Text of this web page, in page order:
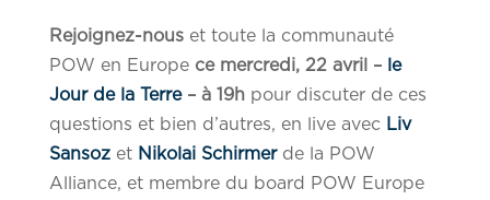
Rejoignez-nouset toute la communauté
POW en Europe ce mercredi, 22 avril – le
Jour de la Terre– à 19hpour discuter de ces
questions et bien d’autres, en live avec Liv
Sansoz et Nikolai Schirmer de la POW
Alliance, et membre du board POW Europe